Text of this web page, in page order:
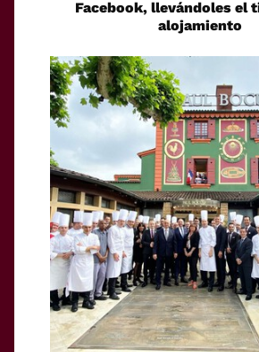
Facebook, llevándoles el
alojamiento